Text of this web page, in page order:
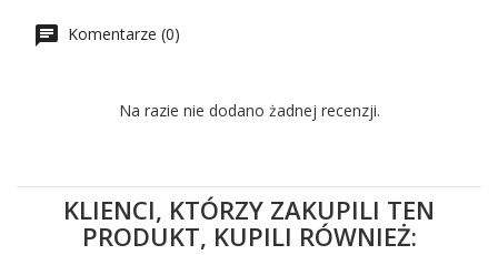
Komentarze (0)
Na razie nie dodano żadnej recenzji.
KLIENCI, KTÓRZY ZAKUPILI TEN
PRODUKT, KUPILI RÓWNIEŻ: